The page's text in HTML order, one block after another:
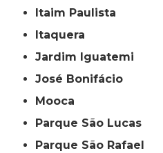
Itaim Paulista
Itaquera
Jardim Iguatemi
José Bonifácio
Mooca
Parque São Lucas
Parque São Rafael